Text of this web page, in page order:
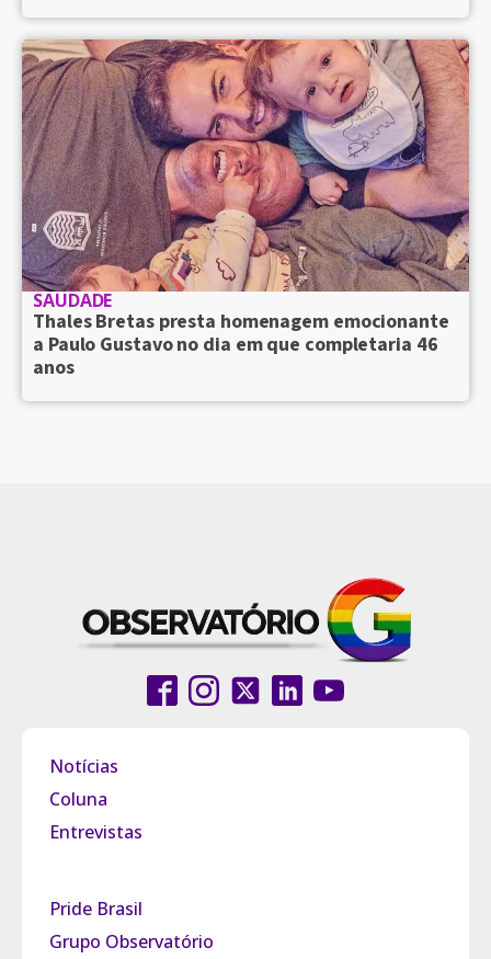
SAUDADE
Thales Bretas presta homenagem emocionante
a Paulo Gustavo no dia em que completaria 46
anos
Notícias
Coluna
Entrevistas
Pride Brasil
Grupo Observatório